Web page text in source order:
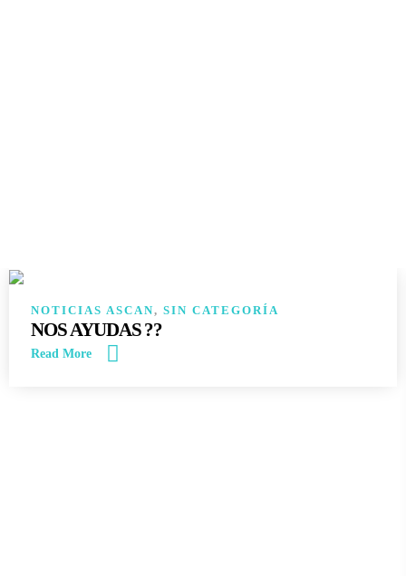
NOTICIAS ASCAN, SIN CATEGORÍA
NOS AYUDAS ??
Read More